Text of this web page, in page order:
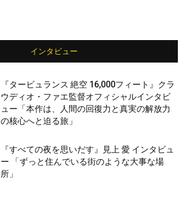
インタビュー
『タービュランス 絶空 16,000フィート』クラ
ウディオ・ファエ監督オフィシャルインタビ
ュー「本作は、人間の回復力と真実の解放力
の核心へと迫る旅」
『すべての夜を思いだす』見上 愛 インタビュ
ー 「ずっと住んでいる街のような大事な場
所」